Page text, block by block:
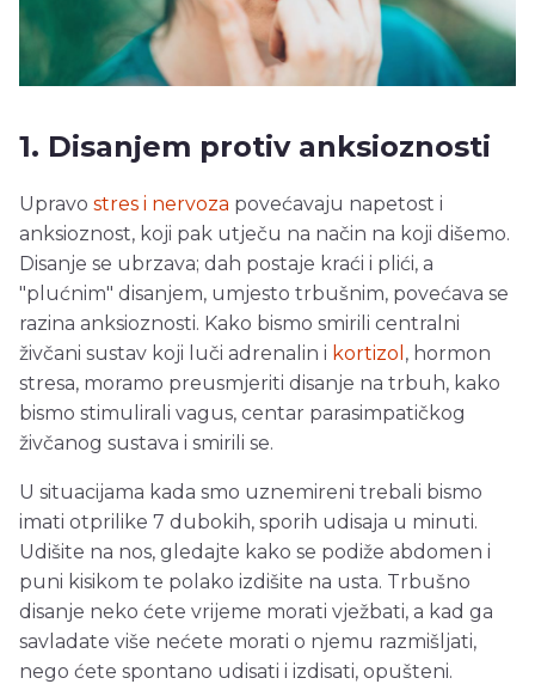
1. Disanjem protiv anksioznosti
Upravo stres i nervoza povećavaju napetost i
anksioznost, koji pak utječu na način na koji dišemo.
Disanje se ubrzava; dah postaje kraći i plići, a
"plućnim" disanjem, umjesto trbušnim, povećava se
razina anksioznosti. Kako bismo smirili centralni
živčani sustav koji luči adrenalin i kortizol , hormon
stresa, moramo preusmjeriti disanje na trbuh, kako
bismo stimulirali vagus, centar parasimpatičkog
živčanog sustava i smirili se.
U situacijama kada smo uznemireni trebali bismo
imati otprilike 7 dubokih, sporih udisaja u minuti.
Udišite na nos, gledajte kako se podiže abdomen i
puni kisikom te polako izdišite na usta. Trbušno
disanje neko ćete vrijeme morati vježbati, a kad ga
savladate više nećete morati o njemu razmišljati,
nego ćete spontano udisati i izdisati, opušteni.